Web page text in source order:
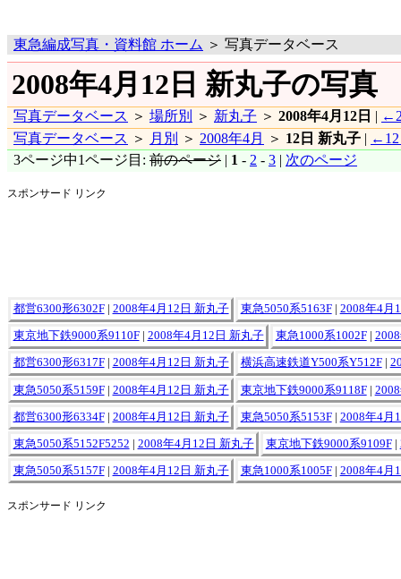
東急編成写真・資料館 ホーム ＞ 写真データベース
2008年4月12日 新丸子の写真
写真データベース ＞ 場所別 ＞ 新丸子 ＞ 2008年4月12日 |
写真データベース ＞ 月別 ＞ 2008年4月 ＞ 12日 新丸子 | ←12
3ページ中1ページ目: 前のページ | 1 - 2 - 3 | 次のページ
スポンサード リンク
都営6300形6302F| 2008年4月12日 新丸子 東急5050系5163F| 2008年4月
東京地下鉄9000系9110F| 2008年4月12日 新丸子 東急1000系1002F|
都営6300形6317F| 2008年4月12日 新丸子 横浜高速鉄道Y500系Y512F|
東急5050系5159F| 2008年4月12日 新丸子 東京地下鉄9000系9118F|
都営6300形6334F| 2008年4月12日 新丸子 東急5050系5153F| 2008年4月
東急5050系5152F5252 | 2008年4月12日 新丸子 東京地下鉄9000系9109F|
東急5050系5157F| 2008年4月12日 新丸子 東急1000系1005F| 2008年4月
スポンサード リンク